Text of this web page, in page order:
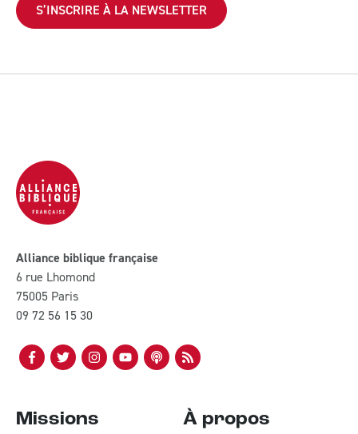
Alliance biblique française
6 rue Lhomond
75005 Paris
09 72 56 15 30
Missions À propos